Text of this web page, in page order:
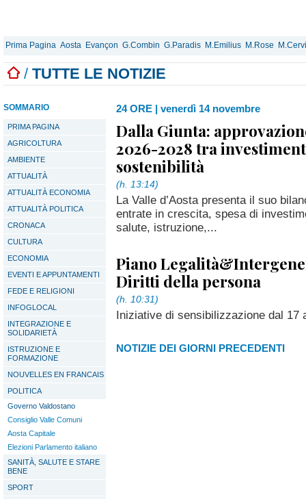
Prima Pagina Aosta Evançon G.Combin G.Paradis M.Emilius M.Rose
/ TUTTE LE NOTIZIE
SOMMARIO
PRIMA PAGINA
AGRICOLTURA
AMBIENTE
ATTUALITÀ
ATTUALITÀ ECONOMIA
ATTUALITÀ POLITICA
CRONACA
CULTURA
ECONOMIA
EVENTI E APPUNTAMENTI
FEDE E RELIGIONI
INFOGLOCAL
INTEGRAZIONE E
SOLIDARIETÀ
ISTRUZIONE E
FORMAZIONE
NOUVELLES EN FRANCAIS
POLITICA
Governo Valdostano
Consiglio Valle Comuni
Aosta Capitale
Elezioni Parlamento italiano
SANITÀ, SALUTE E STARE
BENE
SPORT
24 ORE | venerdì 14 novembre
Dalla Giunta:
2026-2028 tra
sostenibilità
(h. 13:14)
La Valle d’Aosta presenta il suo
entrate in crescita, spesa di
salute, istruzione,...
Piano
Diritti della persona
(h. 10:31)
Iniziative di sensibilizzazione dal 17
NOTIZIE DEI GIORNI PRECEDENTI